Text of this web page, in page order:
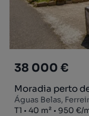
38 000 €
Moradia perto
Águas Belas,
Tipologia
T1
Zona40 m²
Preço por metro
950 €/